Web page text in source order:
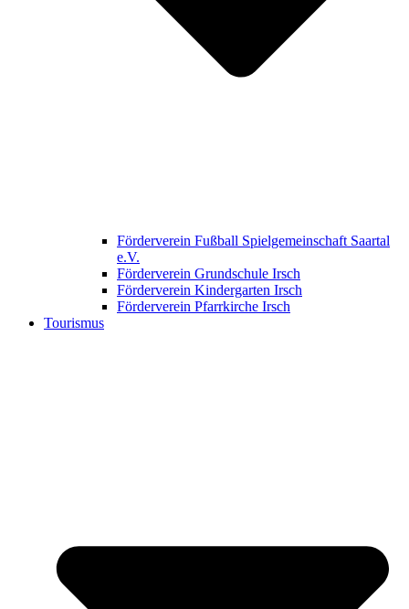
Förderverein Fußball Spielgemeinschaft Saartal
e.V.
Förderverein Grundschule Irsch
Förderverein Kindergarten Irsch
Förderverein Pfarrkirche Irsch
Tourismus